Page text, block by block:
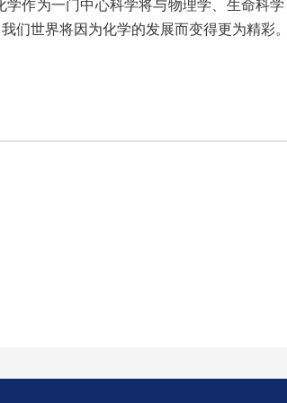
作为一门中心科学将与物理学、生命科
们世界将因为化学的发展而变得更为精彩